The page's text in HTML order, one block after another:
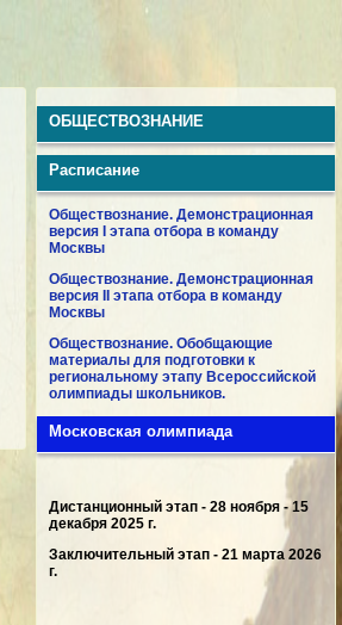
ОБЩЕСТВОЗНАНИЕ
Расписание
Обществознание. Демонстрационная
версия I этапа отбора в команду
Москвы
Обществознание. Демонстрационная
версия II этапа отбора в команду
Москвы
Обществознание. Обобщающие
материалы для подготовки к
региональному этапу Всероссийской
олимпиады школьников.
Московская олимпиада
Дистанционный этап - 28 ноября - 15
декабря 2025 г.
Заключительный этап - 21 марта 2026
г.